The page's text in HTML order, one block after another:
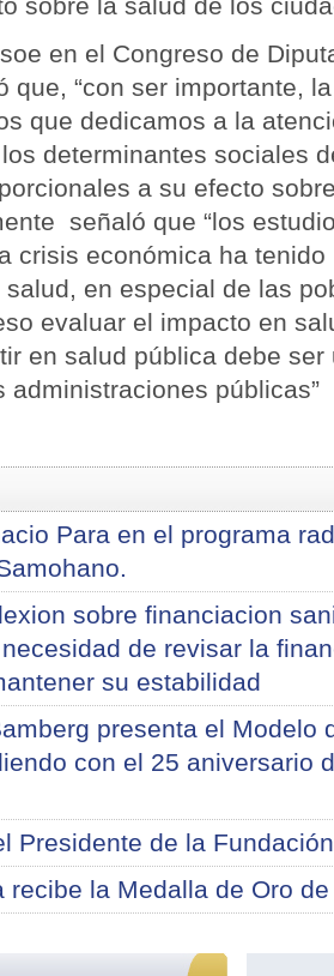
en el Congreso de
que, “con ser importante,
que dedicamos a la
determinantes sociales
a su efecto
señaló que “los
crisis económica ha
en especial de las
evaluar el impacto en
en salud pública debe
administraciones públicas”
Para en el programa
sobre financiacion
de revisar la
su estabilidad
presenta el Modelo
con el 25 aniversario
Presidente de la
recibe la Medalla de Oro